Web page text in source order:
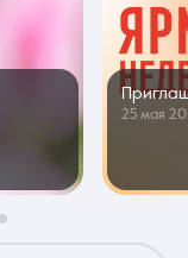
25 мая